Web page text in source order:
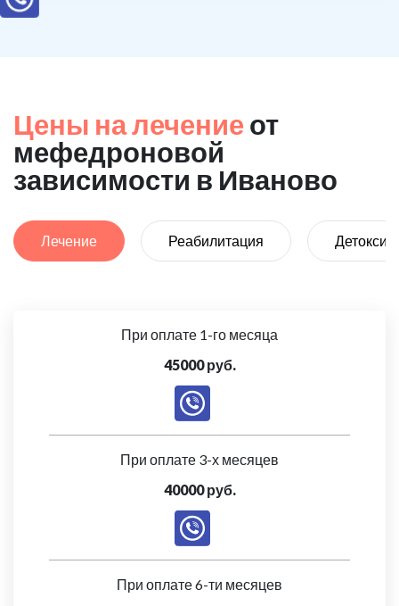
Цены на лечение от
мефедроновой
зависимости в Иваново
Лечение Реабилитация
При оплате 1-го месяца
45000 руб.
При оплате 3-х месяцев
40000 руб.
При оплате 6-ти месяцев